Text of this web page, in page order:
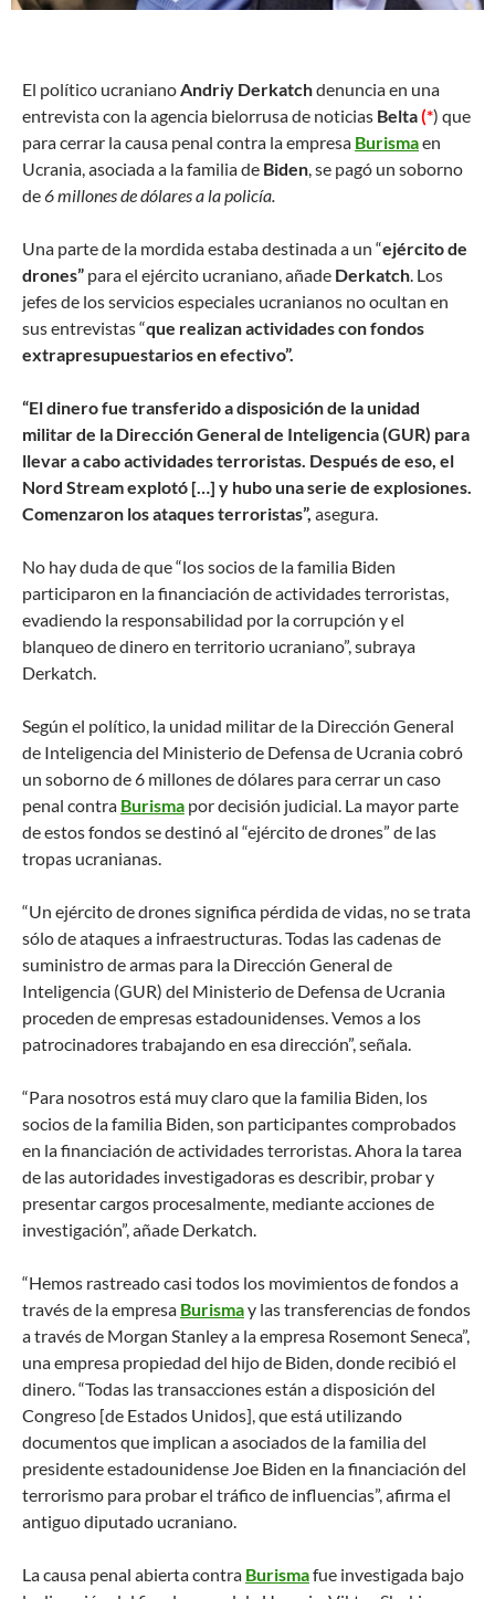
El político ucranianoAndriy Derkatchdenuncia en una
entrevista con la agencia bielorrusa de noticias Belta(*) que
para cerrar la causa penal contra la empresa Burismaen
Ucrania, asociada a la familia de Biden, se pagó un soborno
de6 millones de dólares a la policía.
Una parte de la mordida estaba destinada a un “ejército de
drones” para el ejército ucraniano, añade Derkatch. Los
jefes de los servicios especiales ucranianos no ocultan en
sus entrevistas “que realizan actividades con fondos
extrapresupuestarios en efectivo”.
“El dinero fue transferido a disposición de la unidad
militar de la Dirección General de Inteligencia (GUR) para
llevar a cabo actividades terroristas. Después de eso, el
Nord Stream explotó […] y hubo una serie de explosiones.
Comenzaron los ataques terroristas”, asegura.
No hay duda de que “los socios de la familia Biden
participaron en la financiación de actividades terroristas,
evadiendo la responsabilidad por la corrupción y el
blanqueo de dinero en territorio ucraniano”, subraya
Derkatch.
Según el político, la unidad militar de la Dirección General
de Inteligencia del Ministerio de Defensa de Ucrania cobró
un soborno de 6 millones de dólares para cerrar un caso
penal contra Burisma por decisión judicial. La mayor parte
de estos fondos se destinó al “ejército de drones” de las
tropas ucranianas.
“Un ejército de drones significa pérdida de vidas, no se trata
sólo de ataques a infraestructuras. Todas las cadenas de
suministro de armas para la Dirección General de
Inteligencia (GUR) del Ministerio de Defensa de Ucrania
proceden de empresas estadounidenses. Vemos a los
patrocinadores trabajando en esa dirección”, señala.
“Para nosotros está muy claro que la familia Biden, los
socios de la familia Biden, son participantes comprobados
en la financiación de actividades terroristas. Ahora la tarea
de las autoridades investigadoras es describir, probar y
presentar cargos procesalmente, mediante acciones de
investigación”, añade Derkatch.
“Hemos rastreado casi todos los movimientos de fondos a
través de la empresa Burismay las transferencias de fondos
a través de Morgan Stanley a la empresa Rosemont Seneca”,
una empresa propiedad del hijo de Biden, donde recibió el
dinero. “Todas las transacciones están a disposición del
Congreso [de Estados Unidos], que está utilizando
documentos que implican a asociados de la familia del
presidente estadounidense Joe Biden en la financiación del
terrorismo para probar el tráfico de influencias”, afirma el
antiguo diputado ucraniano.
La causa penal abierta contra Burismafue investigada bajo